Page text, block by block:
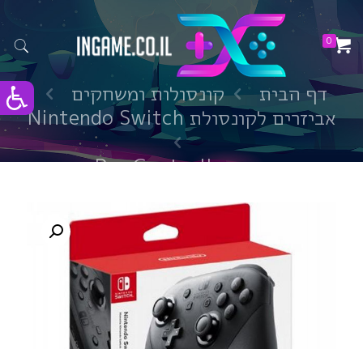
0
דף הבית
קונסולות ומשחקים
אביזרים לקונסולת Nintendo Switch
בקר Pro Controller